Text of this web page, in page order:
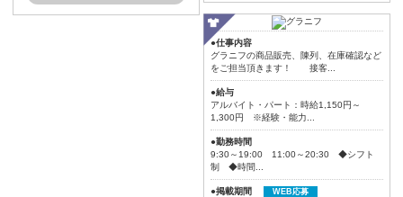
●仕事内容
グラニフの商品販売、陳列、在庫確認など
をご担当頂きます！ 接客...
●給与
アルバイト・パート：時給1,150円～
1,300円 ※経験・能力...
●勤務時間
9:30～19:00 11:00～20:30 ◆シフト
制 ◆時間...
●掲載期間 WEB応募